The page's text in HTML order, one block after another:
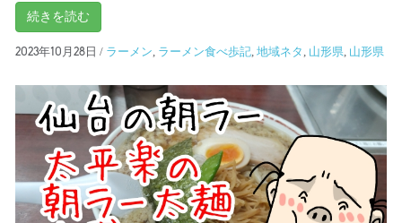
続きを読む
2023年10月28日 / ラーメン, ラーメン食べ歩記, 地域ネタ , 山形県, 山形県